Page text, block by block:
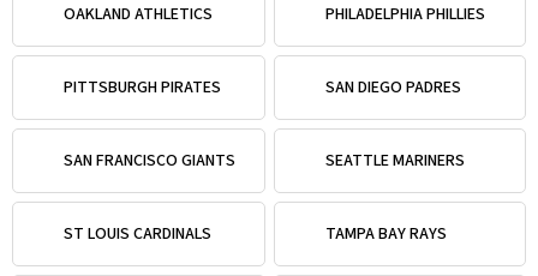
OAKLAND ATHLETICS PHILADELPHIA PHILLIES
PITTSBURGH PIRATES SAN DIEGO PADRES
SAN FRANCISCO GIANTS SEATTLE MARINERS
ST LOUIS CARDINALS TAMPA BAY RAYS